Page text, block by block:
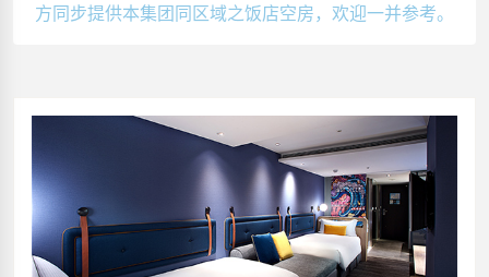
方同步提供本集团同区域之饭店空房，欢迎一并参考。